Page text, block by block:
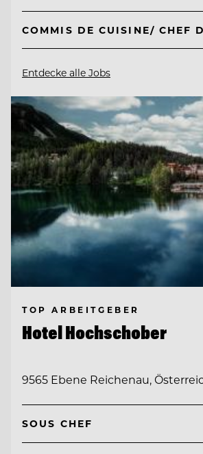
COMMIS DE CUISINE/ CHEF
Entdecke alle Jobs
TOP ARBEITGEBER
Hotel Hochschober
9565 Ebene Reichenau,
SOUS CHEF